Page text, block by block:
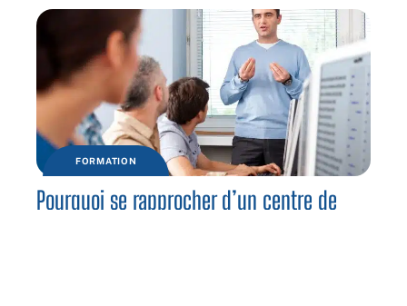
FORMATION
Pourquoi se rapprocher d’un centre de